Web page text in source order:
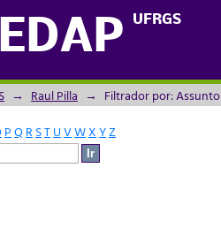
UFRGS
→ Raul Pilla → Filtrador por: Assunto
PQRSTUVWXYZ